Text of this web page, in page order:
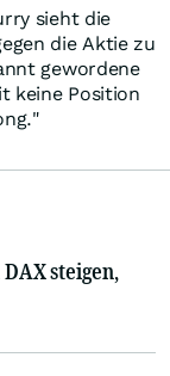
sieht die
die Aktie zu
gewordene
keine Position
steigen,